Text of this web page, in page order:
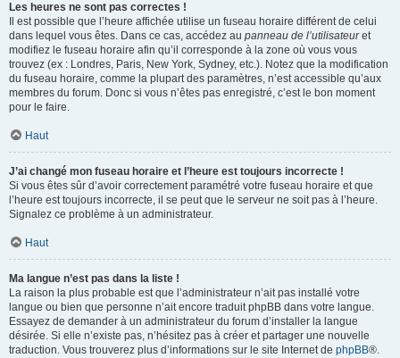
Les heures ne sont pas correctes !
Il est possible que l’heure affichée utilise un fuseau horaire différent de celui
dans lequel vous êtes. Dans ce cas, accédez au panneau de l’utilisateuret
modifiez le fuseau horaire afin qu’il corresponde à la zone où vous vous
trouvez (ex : Londres, Paris, New York, Sydney, etc.). Notez que la modification
du fuseau horaire, comme la plupart des paramètres, n’est accessible qu’aux
membres du forum. Donc si vous n’êtes pas enregistré, c’est le bon moment
pour le faire.
Haut
J’ai changé mon fuseau horaire et l’heure est toujours incorrecte !
Si vous êtes sûr d’avoir correctement paramétré votre fuseau horaire et que
l’heure est toujours incorrecte, il se peut que le serveur ne soit pas à l’heure.
Signalez ce problème à un administrateur.
Haut
Ma langue n’est pas dans la liste !
La raison la plus probable est que l’administrateur n’ait pas installé votre
langue ou bien que personne n’ait encore traduit phpBB dans votre langue.
Essayez de demander à un administrateur du forum d’installer la langue
désirée. Si elle n’existe pas, n’hésitez pas à créer et partager une nouvelle
traduction. Vous trouverez plus d’informations sur le site Internet de phpBB®.